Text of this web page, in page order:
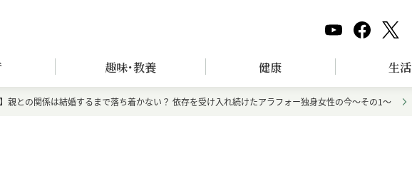
趣味･教養 健康 生活
】親との関係は結婚するまで落ち着かない？ 依存を受け入れ続けたアラフォー独身女性の今～その1～